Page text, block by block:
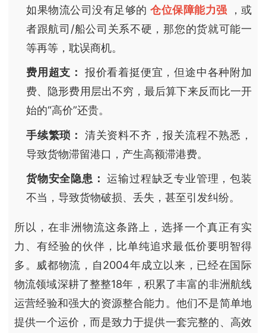
如果物流公司没有足够的仓位保障能力强
，或
者跟航司/船公司关系不硬，那您的货就可能一
等再等，耽误商机。
费用超支： 报价看着挺便宜，但途中各种附加
费、隐形费用层出不穷，最后算下来反而比一开
始的“高价”还贵。
手续繁琐： 清关资料不齐，报关流程不熟悉，
导致货物滞留港口，产生高额滞港费。
货物安全隐患：运输过程缺乏专业管理，包装
不当，导致货物破损、丢失，甚至引发纠纷。
所以，在非洲物流这条路上，选择一个真正有实
力、有经验的伙伴，比单纯追求最低价要明智得
多。威都物流，自2004年成立以来，已经在国际
物流领域深耕了整整18年，积累了丰富的非洲航线
运营经验和强大的资源整合能力。他们不是简单地
提供一个运价，而是致力于提供一套完整的、高效